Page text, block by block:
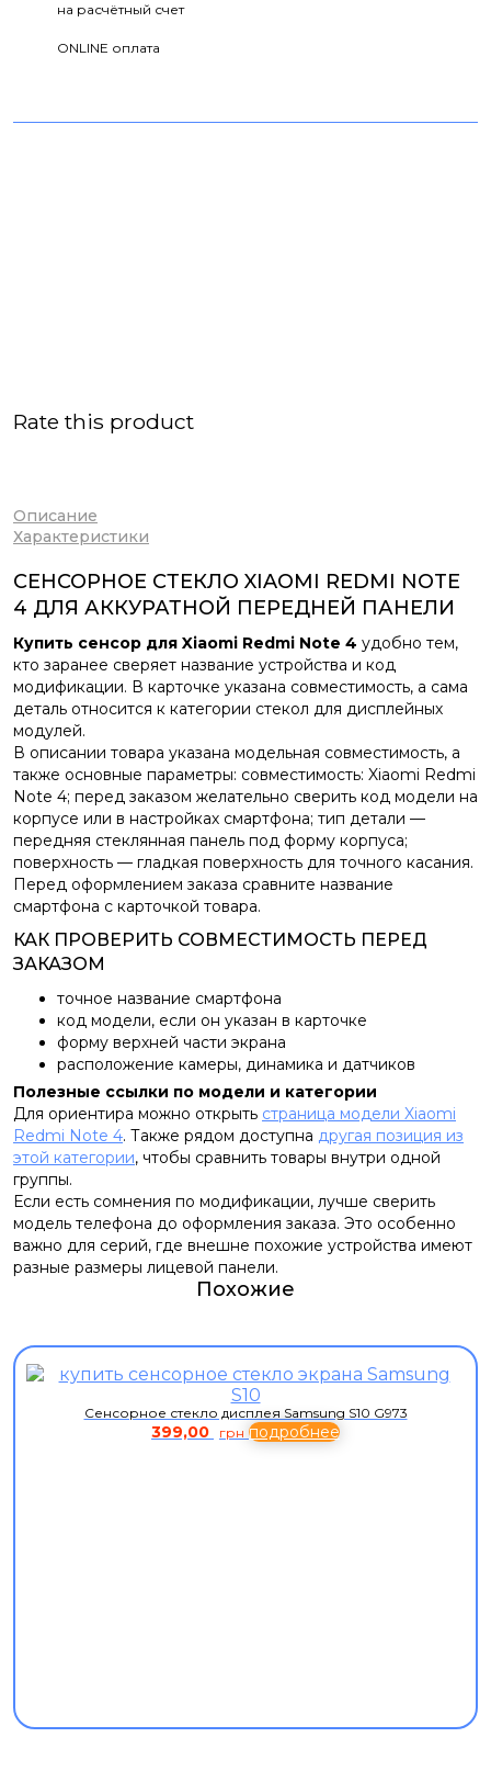
на расчётный счет
ONLINE оплата
Rate this product
Описание
Характеристики
СЕНСОРНОЕ СТЕКЛО XIAOMI REDMI NOTE
4 ДЛЯ АККУРАТНОЙ ПЕРЕДНЕЙ ПАНЕЛИ
Купить сенсор для Xiaomi Redmi Note 4 удобно тем,
кто заранее сверяет название устройства и код
модификации. В карточке указана совместимость, а сама
деталь относится к категории стекол для дисплейных
модулей.
В описании товара указана модельная совместимость, а
также основные параметры: совместимость: Xiaomi Redmi
Note 4; перед заказом желательно сверить код модели на
корпусе или в настройках смартфона; тип детали —
передняя стеклянная панель под форму корпуса;
поверхность — гладкая поверхность для точного касания.
Перед оформлением заказа сравните название
смартфона с карточкой товара.
КАК ПРОВЕРИТЬ СОВМЕСТИМОСТЬ ПЕРЕД
ЗАКАЗОМ
точное название смартфона
код модели, если он указан в карточке
форму верхней части экрана
расположение камеры, динамика и датчиков
Полезные ссылки по модели и категории
Для ориентира можно открыть страница модели Xiaomi
Redmi Note 4. Также рядом доступна другая позиция из
этой категории, чтобы сравнить товары внутри одной
группы.
Если есть сомнения по модификации, лучше сверить
модель телефона до оформления заказа. Это особенно
важно для серий, где внешне похожие устройства имеют
разные размеры лицевой панели.
Похожие
Сенсорное стекло дисплея Samsung S10 G973
399,00 грн подробнее